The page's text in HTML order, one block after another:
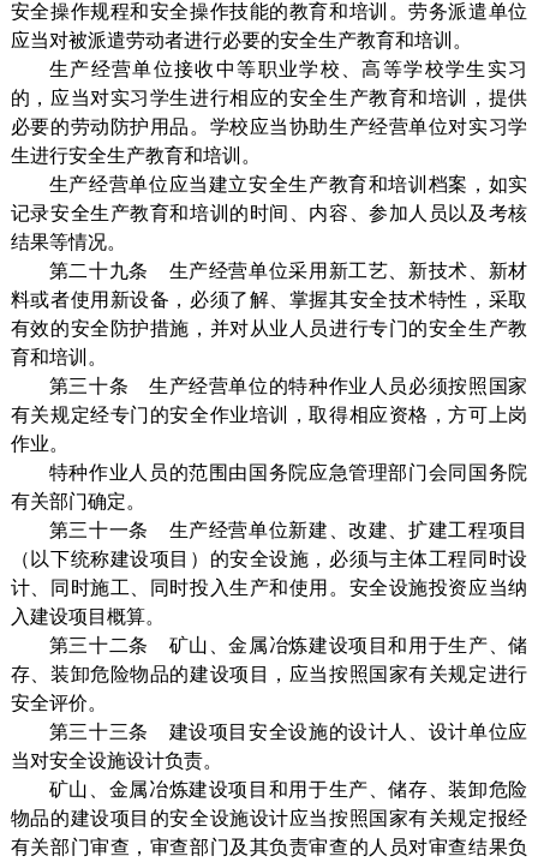
安全操作规程和安全操作技能的教育和培训。劳务派遣单位
应当对被派遣劳动者进行必要的安全生产教育和培训。
生产经营单位接收中等职业学校、高等学校学生实习
的，应当对实习学生进行相应的安全生产教育和培训，提供
必要的劳动防护用品。学校应当协助生产经营单位对实习学
生进行安全生产教育和培训。
生产经营单位应当建立安全生产教育和培训档案，如实
记录安全生产教育和培训的时间、内容、参加人员以及考核
结果等情况。
第二十九条 生产经营单位采用新工艺、新技术、新材
料或者使用新设备，必须了解、掌握其安全技术特性，采取
有效的安全防护措施，并对从业人员进行专门的安全生产教
育和培训。
第三十条 生产经营单位的特种作业人员必须按照国家
有关规定经专门的安全作业培训，取得相应资格，方可上岗
作业。
特种作业人员的范围由国务院应急管理部门会同国务院
有关部门确定。
第三十一条 生产经营单位新建、改建、扩建工程项目
（以下统称建设项目）的安全设施，必须与主体工程同时设
计、同时施工、同时投入生产和使用。安全设施投资应当纳
入建设项目概算。
第三十二条 矿山、金属冶炼建设项目和用于生产、储
存、装卸危险物品的建设项目，应当按照国家有关规定进行
安全评价。
第三十三条 建设项目安全设施的设计人、设计单位应
当对安全设施设计负责。
矿山、金属冶炼建设项目和用于生产、储存、装卸危险
物品的建设项目的安全设施设计应当按照国家有关规定报经
有关部门审查，审查部门及其负责审查的人员对审查结果负